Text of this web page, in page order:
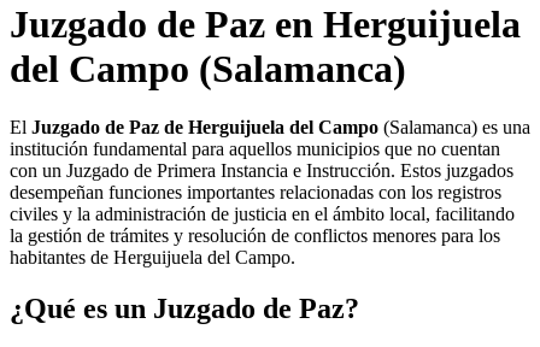
Juzgado de Paz en Herguijuela
del Campo (Salamanca)
El Juzgado de Paz de Herguijuela del Campo (Salamanca) es una
institución fundamental para aquellos municipios que no cuentan
con un Juzgado de Primera Instancia e Instrucción. Estos juzgados
desempeñan funciones importantes relacionadas con los registros
civiles y la administración de justicia en el ámbito local, facilitando
la gestión de trámites y resolución de conflictos menores para los
habitantes de Herguijuela del Campo.
¿Qué es un Juzgado de Paz?